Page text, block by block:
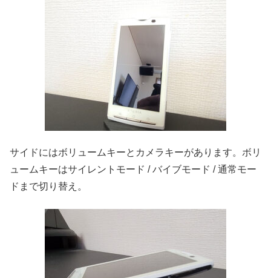
サイドにはボリュームキーとカメラキーがあります。ボリ
ュームキーはサイレントモード / バイブモード / 通常モー
ドまで切り替え。